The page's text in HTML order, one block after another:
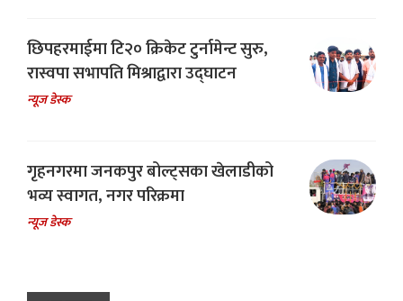
छिपहरमाईमा टि२० क्रिकेट टुर्नामेन्ट सुरु,
रास्वपा सभापति मिश्राद्वारा उद्घाटन
न्यूज डेस्क
गृहनगरमा जनकपुर बोल्ट्सका खेलाडीको
भव्य स्वागत, नगर परिक्रमा
न्यूज डेस्क